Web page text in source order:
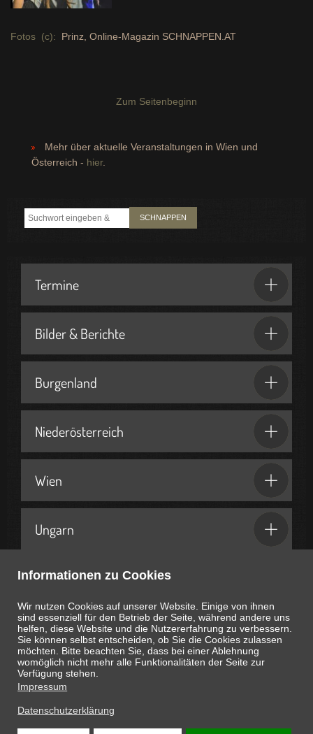
Informationen zu Cookies
Wir nutzen Cookies auf unserer Website. Einige von ihnen
sind essenziell für den Betrieb der Seite, während andere uns
helfen, diese Website und die Nutzererfahrung zu verbessern.
Sie können selbst entscheiden, ob Sie die Cookies zulassen
möchten. Bitte beachten Sie, dass bei einer Ablehnung
womöglich nicht mehr alle Funktionalitäten der Seite zur
Verfügung stehen.
Impressum
Datenschutzerklärung
Fotos (c): Prinz, Online-Magazin SCHNAPPEN.AT
Zum Seitenbeginn
Mehr über aktuelle Veranstaltungen in Wien und
Österreich - hier.
SCHNAPPEN
Termine
Bilder & Berichte
Burgenland
Niederösterreich
Wien
Ungarn
Geschenkideen & Partner
Heute istAugust 9, 2026 16:20:22Uhr